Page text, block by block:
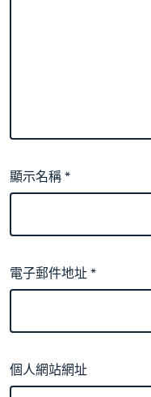
顯示名稱*
電子郵件地址*
個人網站網址